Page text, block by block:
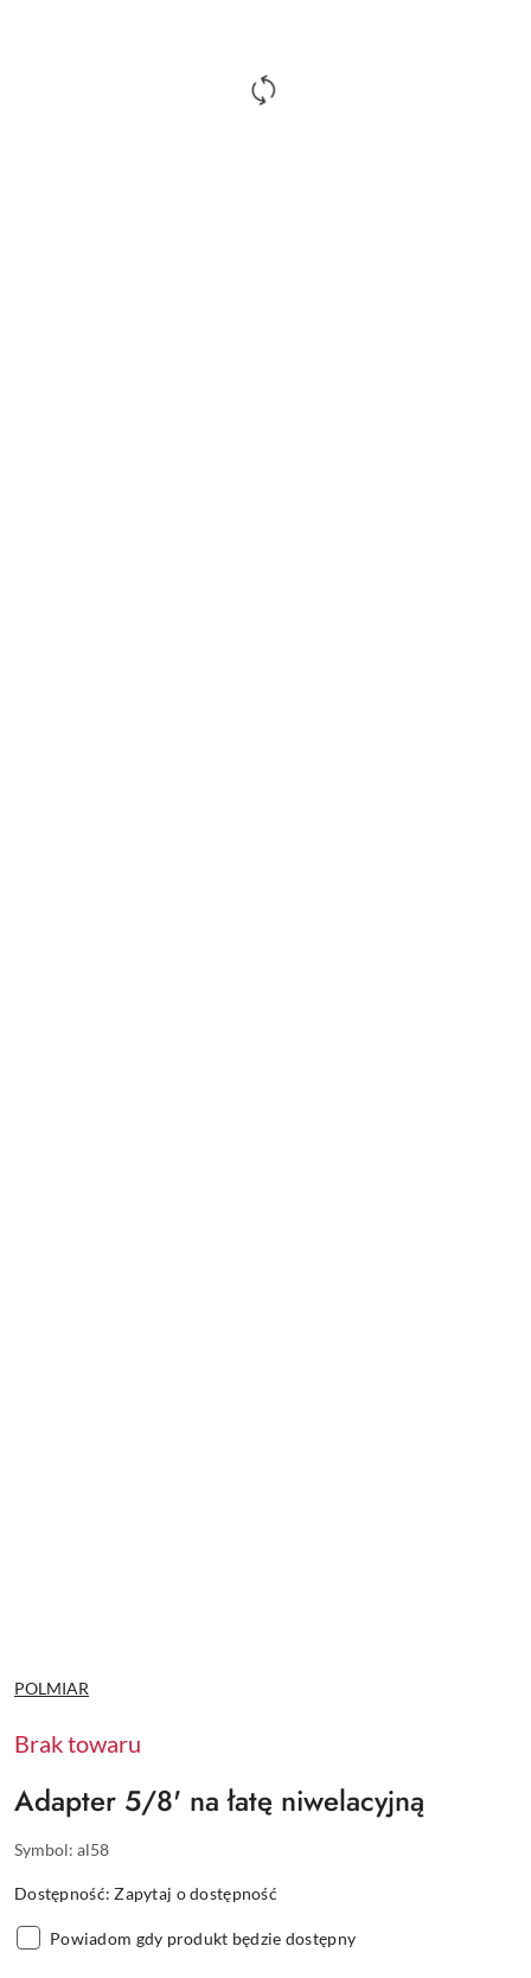
NAZWA
PRODUCENTA:
POLMIAR
Brak towaru
Adapter 5/8' na łatę niwelacyjną
Symbol: al58
Dostępność:Zapytaj o dostępność
Powiadom gdy produkt będzie dostępny